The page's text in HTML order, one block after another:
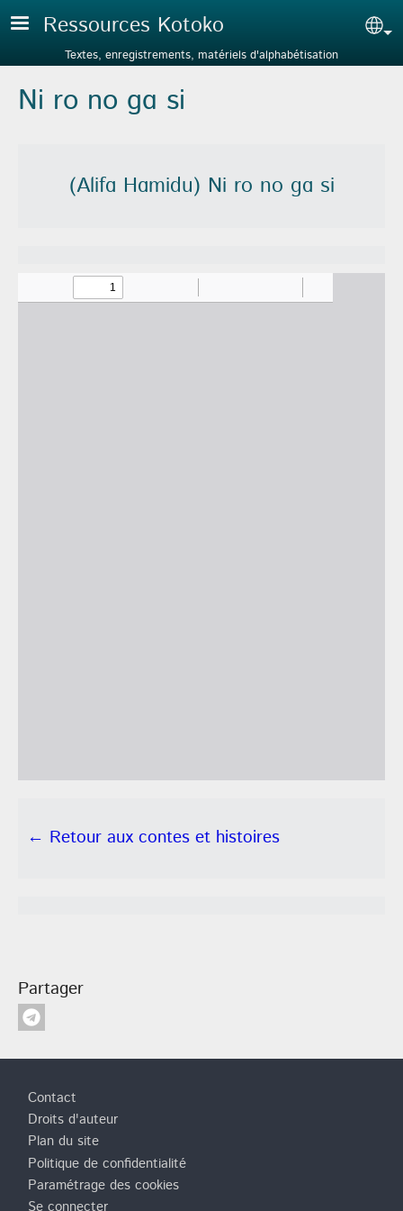
Aller au contenu principal
Ressources Kotoko
Textes, enregistrements, matériels d'alphabétisation
Ni ro no ɡɑ si
(Alifɑ Hɑmidu) Ni ro no ɡɑ si
← Retour aux contes et histoires
Partager
Pied de page
Contact
Droits d'auteur
Plan du site
Politique de confidentialité
Paramétrage des cookies